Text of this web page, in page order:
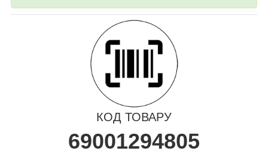
КОД ТОВАРУ
69001294805